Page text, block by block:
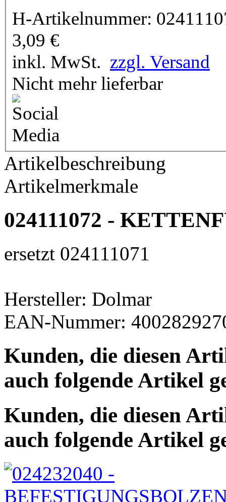
H-Artikelnummer:
3,09 €
inkl. MwSt. zzgl. Versand
Nicht mehr lieferbar
Artikelbeschreibung
Artikelmerkmale
024111072 -
ersetzt 024111071
Hersteller: Dolmar
EAN-Nummer:
Kunden, die diesen
auch folgende Artikel
Kunden, die diesen
auch folgende Artikel